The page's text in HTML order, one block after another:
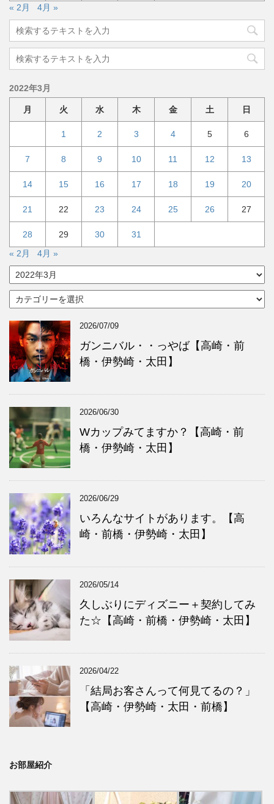
« 2月
4月 »
2022年3月
月 火 水 木 金 土 日
1 2 3 4 5 6
7 8 9 10 11 12 13
14 15 16 17 18 19 20
21 22 23 24 25 26 27
28 29 30
31
« 2月
4月 »
ア
ー
カ
イ
ブ
カ
テ
ゴ
ー
2026/07/09
ガンニバル・・っやば【高崎・前
橋・伊勢崎・太田】
2026/06/30
Wカップみてますか？【高崎・前
橋・伊勢崎・太田】
2026/06/29
いろんなサイトがあります。【高
崎・前橋・伊勢崎・太田】
2026/05/14
久しぶりにディズニー＋契約してみ
た☆【高崎・前橋・伊勢崎・太田】
2026/04/22
「結局お客さんって何見てるの？」
【高崎・伊勢崎・太田・前橋】
お部屋紹介